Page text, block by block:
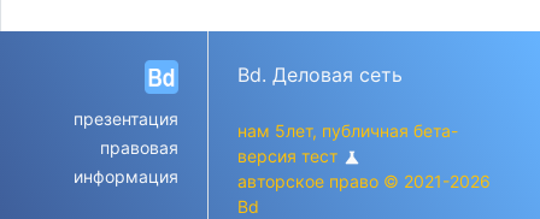
презентация
правовая
информация
Bd. Деловая сеть
нам 5лет, публичная бета-
версия тест science
авторское право © 2021-2026
Bd